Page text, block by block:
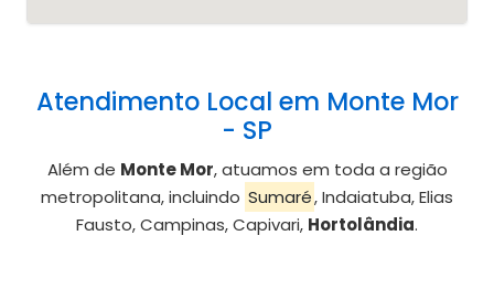
Atendimento Local em Monte Mor
- SP
Além de Monte Mor, atuamos em toda a região
metropolitana, incluindo Sumaré, Indaiatuba, Elias
Fausto, Campinas, Capivari, Hortolândia.